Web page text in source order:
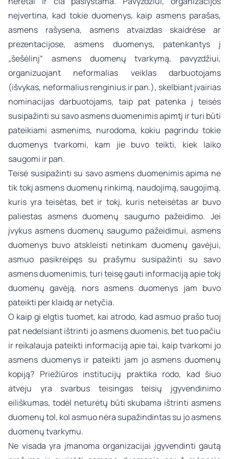
neįvertina, kad tokie duomenys, kaip asmens parašas,
asmens rašysena, asmens atvaizdas skaidrėse ar
prezentacijose, asmens duomenys, patenkantys į
„šešėlinį“ asmens duomenų tvarkymą, pavyzdžiui,
organizuojant neformalias veiklas darbuotojams
(išvykas, neformalius renginius ir pan.), skelbiant įvairias
nominacijas darbuotojams, taip pat patenka į teisės
susipažinti su savo asmens duomenimis apimtį ir turi būti
pateikiami asmenims, nurodoma, kokiu pagrindu tokie
duomenys tvarkomi, kam jie buvo teikti, kiek laiko
saugomi ir pan.
Teisė susipažinti su savo asmens duomenimis apima ne
tik tokį asmens duomenų rinkimą, naudojimą, saugojimą,
kuris yra teisėtas, bet ir tokį, kuris neteisėtas ar buvo
paliestas asmens duomenų saugumo pažeidimo. Jei
įvykus asmens duomenų saugumo pažeidimui, asmens
duomenys buvo atskleisti netinkam duomenų gavėjui,
asmuo pasikreipęs su prašymu susipažinti su savo
asmens duomenimis, turi teisę gauti informaciją apie tokį
duomenų gavėją, nors asmens duomenys jam buvo
pateikti per klaidą ar netyčia.
O kaip gi elgtis tuomet, kai atrodo, kad asmuo prašo tuoj
pat nedelsiant ištrinti jo asmens duomenis, bet tuo pačiu
ir reikalauja pateikti informaciją apie tai, kaip tvarkomi jo
asmens duomenys ir pateikti jam jo asmens duomenų
kopiją? Priežiūros institucijų praktika rodo, kad šiuo
atveju yra svarbus teisingas teisių įgyvendinimo
eiliškumas, todėl neturėtų būti skubama ištrinti asmens
duomenų tol, kol asmuo nėra supažindintas su jo asmens
duomenų tvarkymu.
Ne visada yra įmanoma organizacijai įgyvendinti gautą